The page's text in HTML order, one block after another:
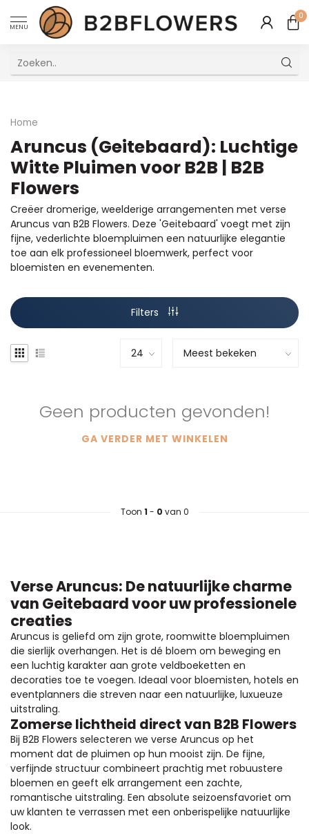
MENU
0
Home
Aruncus (Geitebaard): Luchtige
Witte Pluimen voor B2B | B2B
Flowers
Creëer dromerige, weelderige arrangementen met verse
Aruncus van B2B Flowers. Deze 'Geitebaard' voegt met zijn
fijne, vederlichte bloempluimen een natuurlijke elegantie
toe aan elk professioneel bloemwerk, perfect voor
bloemisten en evenementen.
Filters
Geen producten gevonden!
GA VERDER MET WINKELEN
Toon 1 - 0 van 0
Verse Aruncus: De natuurlijke charme
van Geitebaard voor uw professionele
creaties
Aruncus is geliefd om zijn grote, roomwitte bloempluimen
die sierlijk overhangen. Het is dé bloem om beweging en
een luchtig karakter aan grote veldboeketten en
decoraties toe te voegen. Ideaal voor bloemisten, hotels en
eventplanners die streven naar een natuurlijke, luxueuze
uitstraling.
Zomerse lichtheid direct van B2B Flowers
Bij B2B Flowers selecteren we verse Aruncus op het
moment dat de pluimen op hun mooist zijn. De fijne,
verfijnde structuur combineert prachtig met robuustere
bloemen en geeft elk arrangement een zachte,
romantische uitstraling. Een absolute seizoensfavoriet om
uw klanten te verrassen met een onberispelijke natuurlijke
look.